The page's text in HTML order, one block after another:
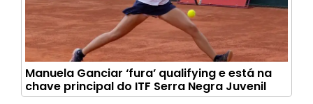
Manuela Ganciar ‘fura’ qualifying e está na
chave principal do ITF Serra Negra Juvenil